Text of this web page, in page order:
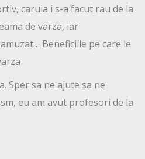
caruia i s-a facut rau de la
de varza, iar
Beneficiile pe care le
Sper sa ne ajute sa ne
eu am avut profesori de la